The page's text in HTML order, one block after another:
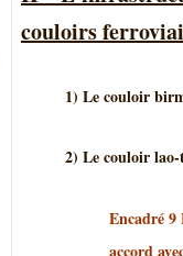
couloirs
1) Le couloir
2) Le couloir
Encadré
accord